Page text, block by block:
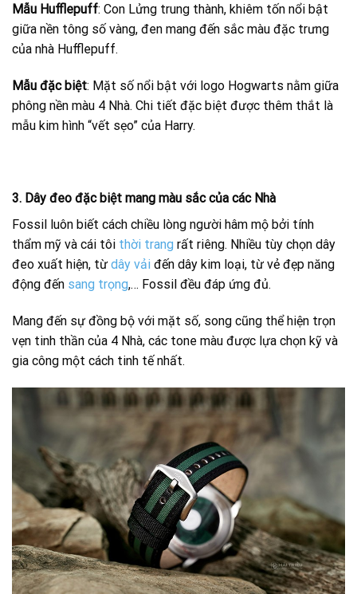
Mẫu Hufflepuff: Con Lửng trung thành, khiêm tốn nổi bật
giữa nền tông số vàng, đen mang đến sắc màu đặc trưng
của nhà Hufflepuff.
Mẫu đặc biệt: Mặt số nổi bật với logo Hogwarts nằm giữa
phông nền màu 4 Nhà. Chi tiết đặc biệt được thêm thắt là
mẫu kim hình “vết sẹo” của Harry.
3. Dây đeo đặc biệt mang màu sắc của các Nhà
Fossil luôn biết cách chiều lòng người hâm mộ bởi tính
thẩm mỹ và cái tôi thời trang rất riêng. Nhiều tùy chọn dây
đeo xuất hiện, từ dây vải đến dây kim loại, từ vẻ đẹp năng
động đến sang trọng,… Fossil đều đáp ứng đủ.
Mang đến sự đồng bộ với mặt số, song cũng thể hiện trọn
vẹn tinh thần của 4 Nhà, các tone màu được lựa chọn kỹ và
gia công một cách tinh tế nhất.